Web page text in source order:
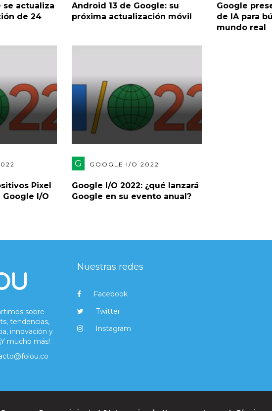
se actualiza
de 24
Android 13 de Google: su
próxima actualización móvil
Google
de IA para
mundo real
Pixel
I/O
G GOOGLE I/O 2022
Google I/O 2022: ¿qué lanzará
Google en su evento anual?
sobre
tendencias,
innovación y
mucho más!
Nuestras redes
Facebook
Twitter
Instagram